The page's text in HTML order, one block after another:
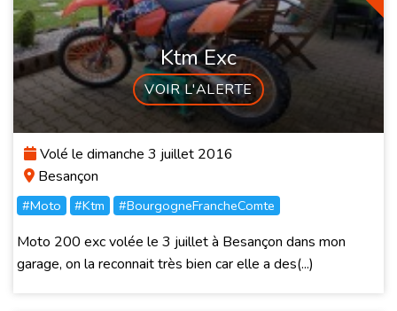
Ktm Exc
VOIR L'ALERTE
Volé le dimanche 3 juillet 2016
Besançon
#Moto #Ktm #BourgogneFrancheComte
Moto 200 exc volée le 3 juillet à Besançon dans mon
garage, on la reconnait très bien car elle a des(...)